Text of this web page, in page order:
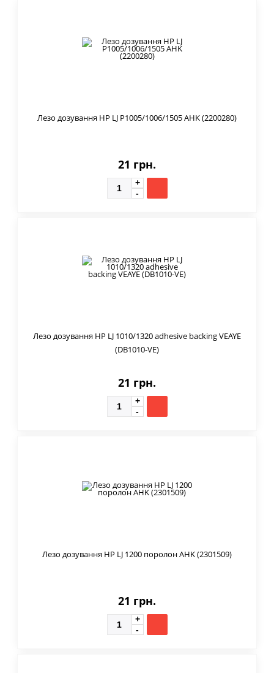
Лезо дозування HP LJ P1005/1006/1505 AHK (2200280)
21 грн.
Лезо дозування HP LJ 1010/1320 adhesive backing VEAYE
(DB1010-VE)
21 грн.
Лезо дозування HP LJ 1200 поролон AHK (2301509)
21 грн.